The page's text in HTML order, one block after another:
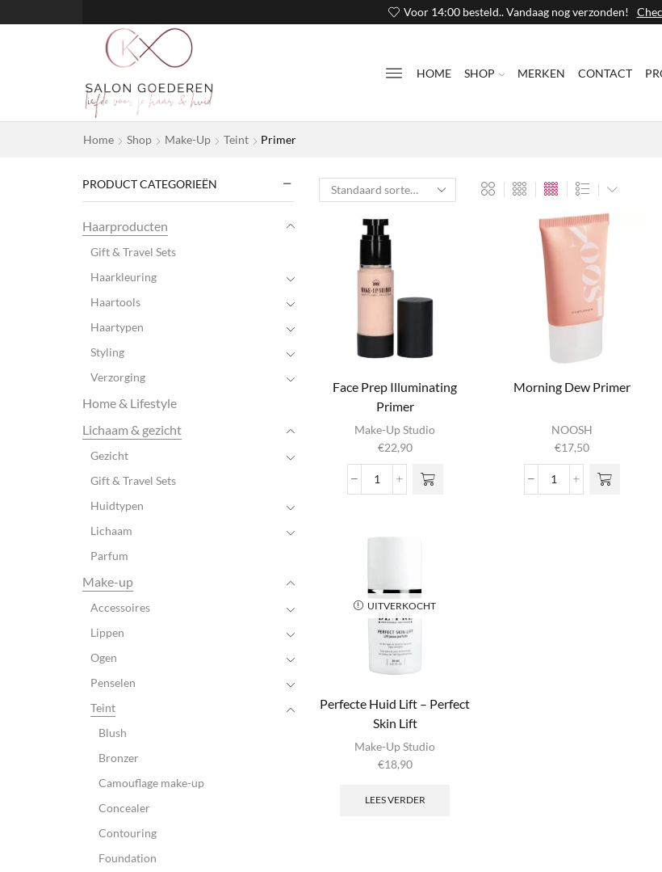
Voor 14:00 besteld.. Vandaag nog verzonden!
HOME SHOP MERKEN CONTACT
Home Shop Make-Up Teint Primer
Face Prep Illuminating
Primer
Make-Up Studio
€22,90
Face
Primer
Morning Dew Primer
NOOSH
€17,50
Morning Dew Primer
UITVERKOCHT
Perfecte Huid Lift – Perfect
Skin Lift
Make-Up Studio
€18,90
LEES VERDER
PRODUCT CATEGORIEËN
Haarproducten
Gift & Travel Sets
Haarkleuring
Haartools
Haartypen
Styling
Verzorging
Home & Lifestyle
Lichaam & gezicht
Gezicht
Gift & Travel Sets
Huidtypen
Lichaam
Parfum
Make-up
Accessoires
Lippen
Ogen
Penselen
Teint
Blush
Bronzer
Camouflage make-up
Concealer
Contouring
Foundation